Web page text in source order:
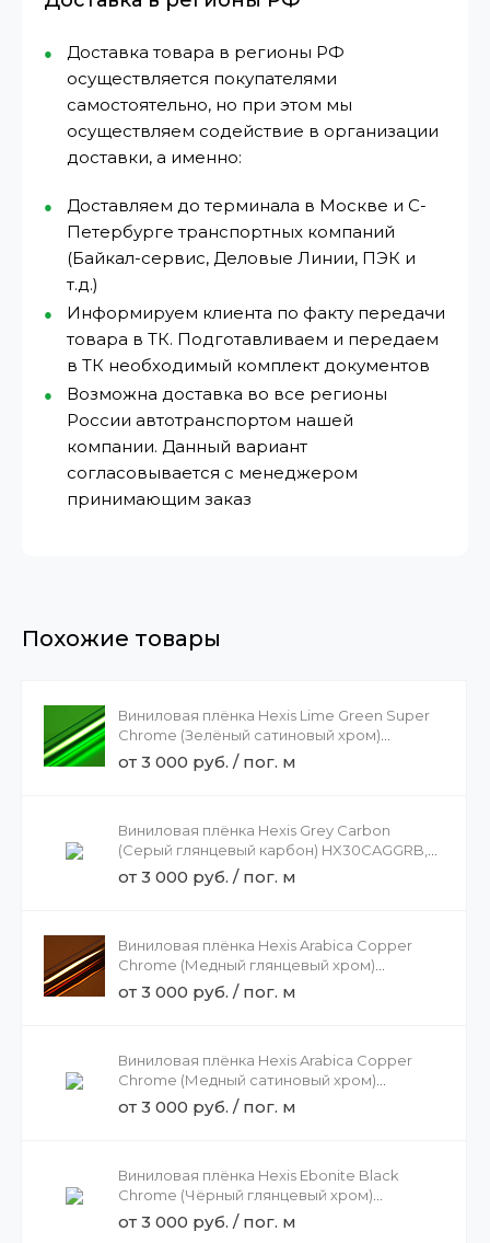
Доставка товара в регионы РФ
осуществляется покупателями
самостоятельно, но при этом мы
осуществляем содействие в организации
доставки, а именно:
Доставляем до терминала в Москве и С-
Петербурге транспортных компаний
(Байкал-сервис, Деловые Линии, ПЭК и
т.д.)
Информируем клиента по факту передачи
товара в ТК. Подготавливаем и передаем
в ТК необходимый комплект документов
Возможна доставка во все регионы
России автотранспортом нашей
компании. Данный вариант
согласовывается с менеджером
принимающим заказ
Похожие товары
Виниловая плёнка Hexis Lime Green Super
Chrome (Зелёный сатиновый хром)
HX30SCH14S, 1.52
от 3 000 руб. / пог. м
Виниловая плёнка Hexis Grey Carbon
(Серый глянцевый карбон) HX30CAGGRB,
от 3 000 руб. / пог. м
Виниловая плёнка Hexis Arabica Copper
Chrome (Медный глянцевый хром)
HX30SCH15B, 1.37
от 3 000 руб. / пог. м
Виниловая плёнка Hexis Arabica Copper
Chrome (Медный сатиновый хром)
HX30SCH15S, 1.37
от 3 000 руб. / пог. м
Виниловая плёнка Hexis Ebonite Black
Chrome (Чёрный глянцевый хром)
HX30SCH13B, 1.37
от 3 000 руб. / пог. м